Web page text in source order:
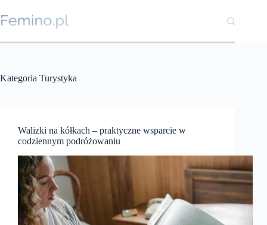
do
treści
Kategoria Turystyka
Walizki na kółkach – praktyczne wsparcie w
codziennym podróżowaniu